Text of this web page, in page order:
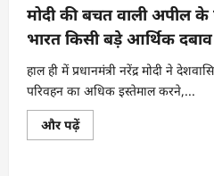
मोदी की बचत वाली अपील के
भारत किसी बड़े आर्थिक
हाल ही में प्रधानमंत्री नरेंद्र मोदी ने
परिवहन का अधिक इस्तेमाल करने,...
और पढ़ेंमोदी
की